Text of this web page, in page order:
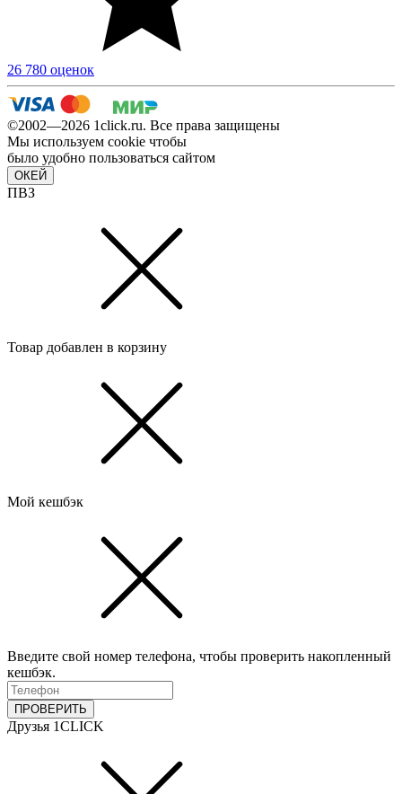
26 780 оценок
©2002—2026 1сlick.ru. Все права защищены
Мы используем cookie чтобы
было удобно пользоваться сайтом
ОКЕЙ
ПВЗ
Товар добавлен в корзину
Мой кешбэк
Введите свой номер телефона, чтобы проверить накопленный
кешбэк.
ПРОВЕРИТЬ
Друзья 1CLICK